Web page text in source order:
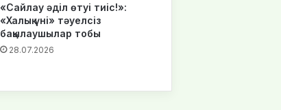
«Сайлау әділ өтуі тиіс!»:
«Халық үні» тәуелсіз
бақылаушылар тобы
28.07.2026